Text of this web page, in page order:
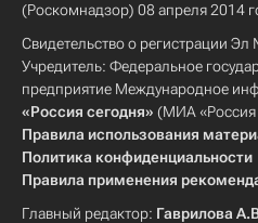
(Роскомнадзор) 08 апреля 2014
Свидетельство о регистрации
Учредитель: Федеральное
предприятие Международное
«Россия сегодня» (МИА «Россия
Правила использования
Политика конфиденциальности
Правила применения
Главный редактор: Гаврилова